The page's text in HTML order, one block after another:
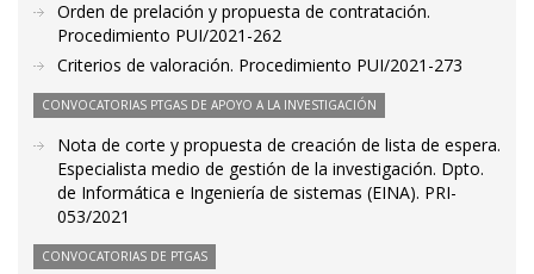
Orden de prelación y propuesta de contratación.
Procedimiento PUI/2021-262
Criterios de valoración. Procedimiento PUI/2021-273
CONVOCATORIAS PTGAS DE APOYO A LA INVESTIGACIÓN
Nota de corte y propuesta de creación de lista de espera.
Especialista medio de gestión de la investigación. Dpto.
de Informática e Ingeniería de sistemas (EINA). PRI-
053/2021
CONVOCATORIAS DE PTGAS